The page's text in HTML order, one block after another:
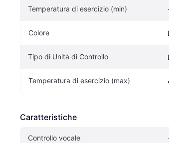
Temperatura di esercizio (min)
Colore
Tipo di Unità di Controllo
Temperatura di esercizio (max)
Caratteristiche
Controllo vocale